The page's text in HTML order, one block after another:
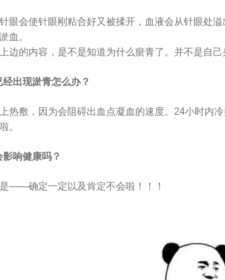
眼会使针眼刚粘合好又被揉开，血液会从针眼处
血。
边的内容，是不是知道为什么瘀青了。并不是自
经出现淤青怎么办？
热敷，因为会阻碍出血点凝血的速度。24小时内
。
响健康吗？
——确定一定以及肯定不会啦！！！